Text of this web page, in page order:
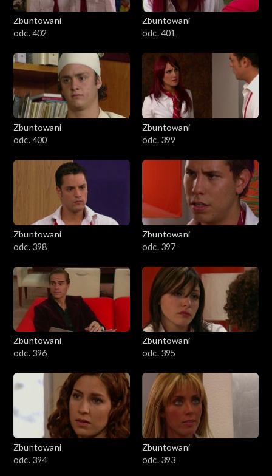
Zbuntowani
odc. 402
Zbuntowani
odc. 401
Zbuntowani
odc. 400
Zbuntowani
odc. 399
Zbuntowani
odc. 398
Zbuntowani
odc. 397
Zbuntowani
odc. 396
Zbuntowani
odc. 395
Zbuntowani
odc. 394
Zbuntowani
odc. 393